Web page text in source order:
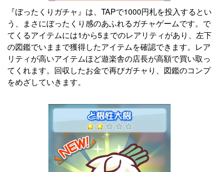
『ぼったくりガチャ』は、TAPで1000円札を投入するとい
う、まさにぼったくり感のあふれるガチャゲームです。で
てくるアイテムには1から5までのレアリティがあり、左下
の図鑑でいままで獲得したアイテムを確認できます。レア
リティが高いアイテムほど遊楽舎の店長が高額で買い取っ
てくれます。回収したお金で再びガチャり、図鑑のコンプ
をめざしていきます。